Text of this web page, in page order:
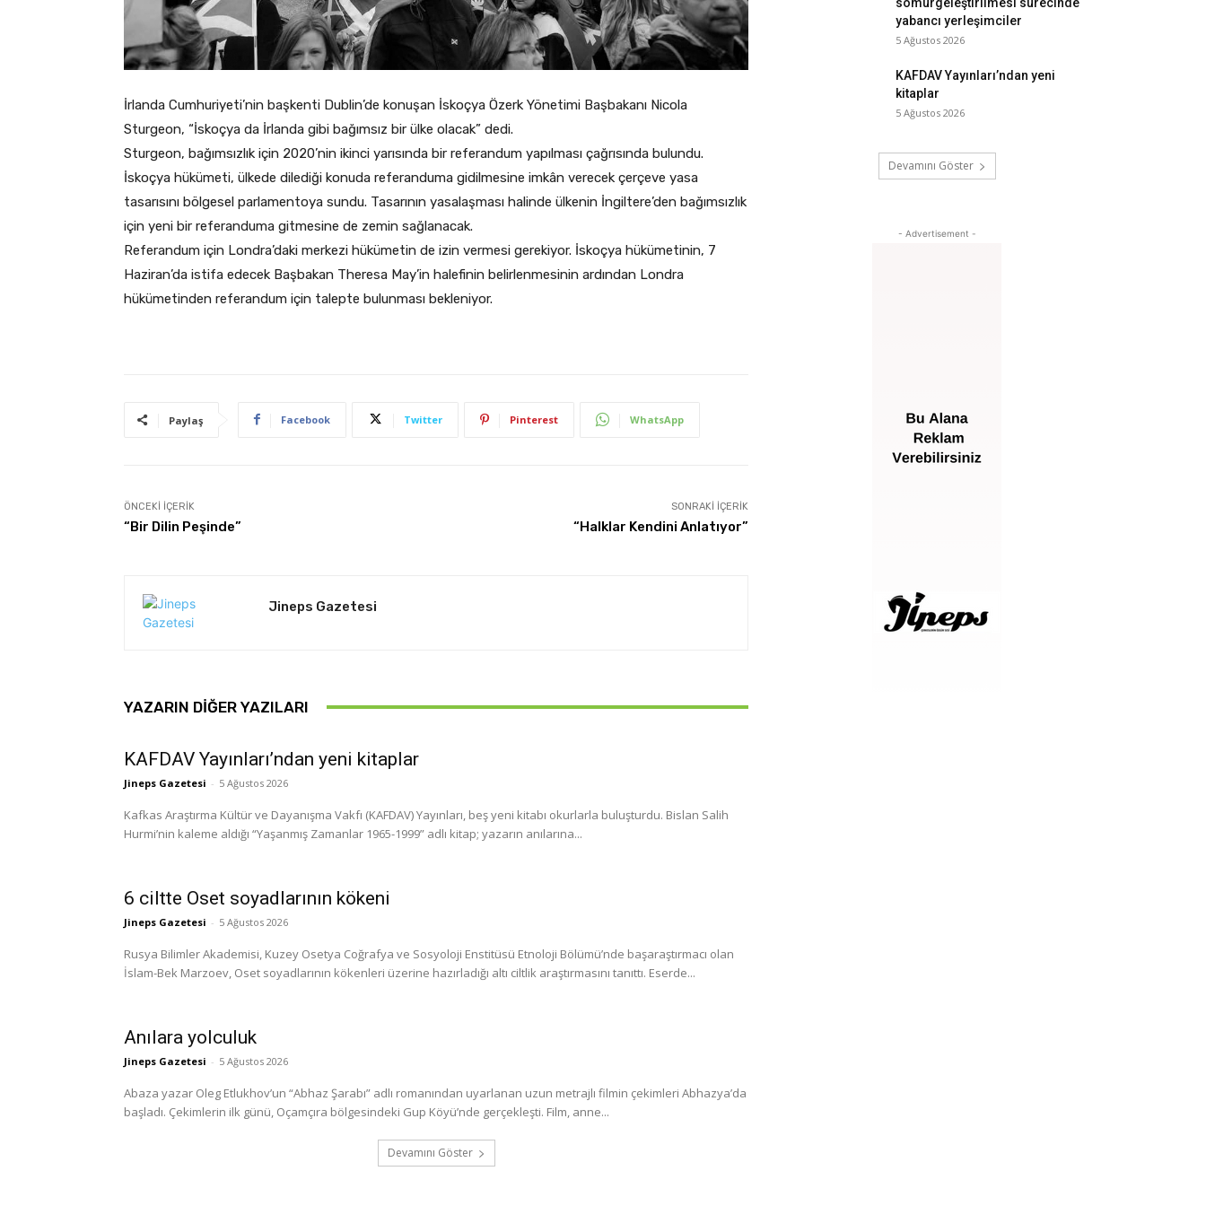
İrlanda Cumhuriyeti’nin başkenti Dublin’de konuşan İskoçya Özerk Yönetimi Başbakanı Nicola
Sturgeon, “İskoçya da İrlanda gibi bağımsız bir ülke olacak” dedi.
Sturgeon, bağımsızlık için 2020’nin ikinci yarısında bir referandum yapılması çağrısında bulundu.
İskoçya hükümeti, ülkede dilediği konuda referanduma gidilmesine imkân verecek çerçeve yasa
tasarısını bölgesel parlamentoya sundu. Tasarının yasalaşması halinde ülkenin İngiltere’den bağımsızlık
için yeni bir referanduma gitmesine de zemin sağlanacak.
Referandum için Londra’daki merkezi hükümetin de izin vermesi gerekiyor. İskoçya hükümetinin, 7
Haziran’da istifa edecek Başbakan Theresa May’in halefinin belirlenmesinin ardından Londra
hükümetinden referandum için talepte bulunması bekleniyor.
Paylaş Facebook Twitter Pinterest WhatsApp
ÖNCEKI İÇERIK
“Bir Dilin Peşinde”
SONRAKI İÇERIK
“Halklar Kendini Anlatıyor”
Jineps Gazetesi
YAZARIN DIĞER YAZILARI
KAFDAV Yayınları’ndan yeni kitaplar
Jineps Gazetesi - 5 Ağustos 2026
Kafkas Araştırma Kültür ve Dayanışma Vakfı (KAFDAV) Yayınları, beş yeni kitabı okurlarla buluşturdu. Bislan Salih
Hurmi’nin kaleme aldığı “Yaşanmış Zamanlar 1965-1999” adlı kitap; yazarın anılarına...
6 ciltte Oset soyadlarının kökeni
Jineps Gazetesi - 5 Ağustos 2026
Rusya Bilimler Akademisi, Kuzey Osetya Coğrafya ve Sosyoloji Enstitüsü Etnoloji Bölümü’nde başaraştırmacı olan
İslam-Bek Marzoev, Oset soyadlarının kökenleri üzerine hazırladığı altı ciltlik araştırmasını tanıttı. Eserde...
Anılara yolculuk
Jineps Gazetesi - 5 Ağustos 2026
Abaza yazar Oleg Etlukhov’un “Abhaz Şarabı” adlı romanından uyarlanan uzun metrajlı filmin çekimleri Abhazya’da
başladı. Çekimlerin ilk günü, Oçamçıra bölgesindeki Gup Köyü’nde gerçekleşti. Film, anne...
Devamını Göster
yabancı yerleşimciler
5 Ağustos 2026
KAFDAV Yayınları’ndan yeni
kitaplar
5 Ağustos 2026
Devamını Göster
- Advertisement -